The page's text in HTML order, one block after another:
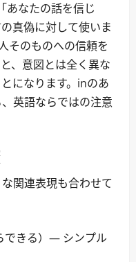
あなたの話を信じ
真偽に対して使いま
そのものへの信頼を
、意図とは全く異な
になります。inのあ
英語ならではの注意
関連表現も合わせて
できる）― シンプル